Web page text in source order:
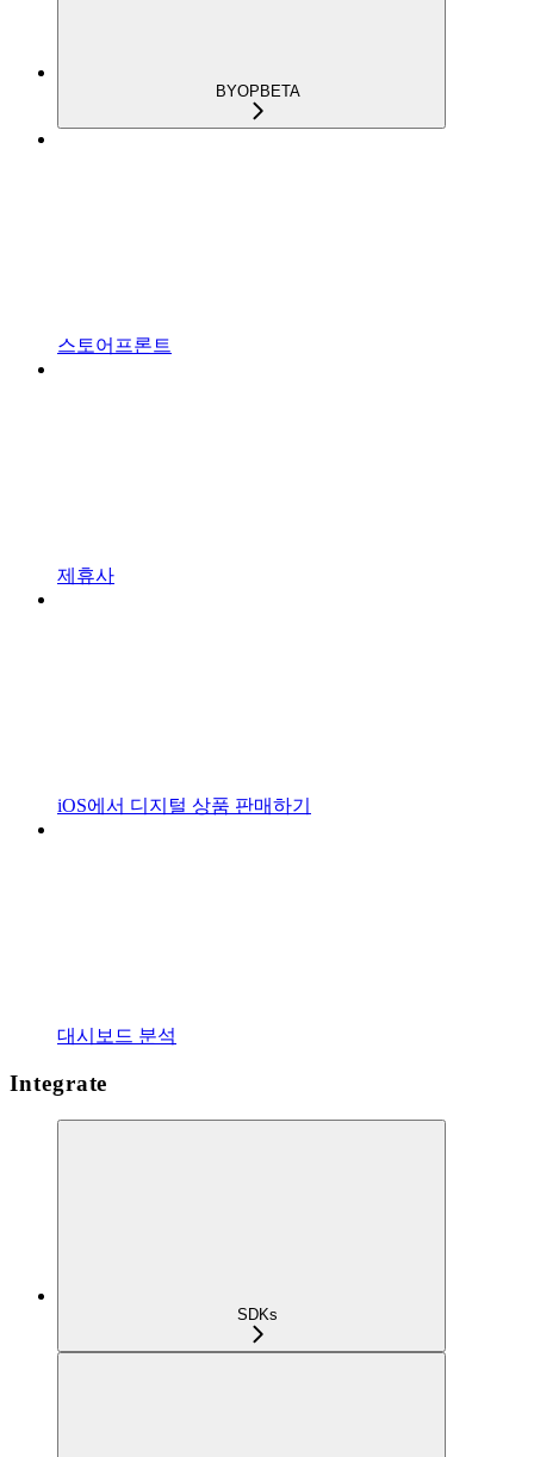
BYOPBETA
스토어프론트
제휴사
iOS에서 디지털 상품 판매하기
대시보드 분석
Integrate
SDKs